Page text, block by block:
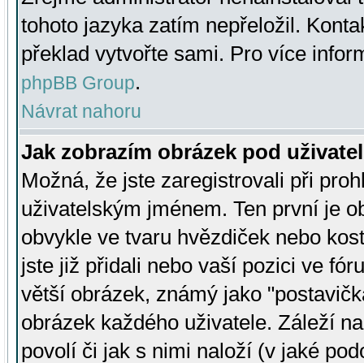
tohoto jazyka zatím nepřeložil.
překlad vytvořte sami. Pro více
phpBB Group.
Návrat nahoru
Jak zobrazím obrázek pod
Možná, že jste zaregistrovali při
uživatelským jménem. Ten první je
obvykle ve tvaru hvězdiček nebo
jste již přidali nebo vaší pozici ve
větší obrázek, známý jako
obrázek každého uživatele. Záleží
povolí či jak s nimi naloží (v jaké